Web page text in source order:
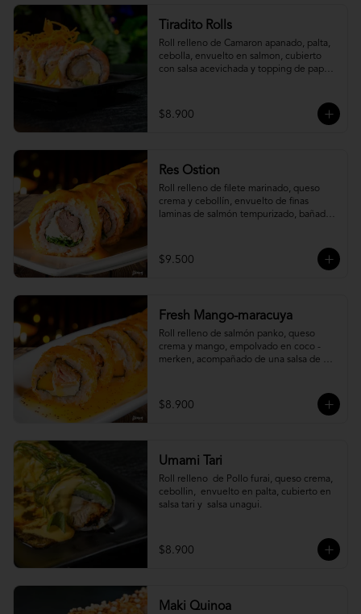
Tiradito Rolls
Roll relleno de Camaron apanado, palta,
cebolla, envuelto en salmon, cubierto
con salsa acevichada y topping de papa
$8.900
Res Ostion
Roll relleno de filete marinado, queso
crema y cebollín, envuelto de finas
laminas de salmón tempurizado, bañada
$9.500
Fresh Mango-maracuya
Roll relleno de salmón panko, queso
crema y mango, empolvado en coco -
merken, acompañado de una salsa de
$8.900
Umami Tari
Roll relleno  de Pollo furai, queso crema,
cebollin,  envuelto en palta, cubierto en
salsa tari y  salsa unagui.
$8.900
Maki Quinoa